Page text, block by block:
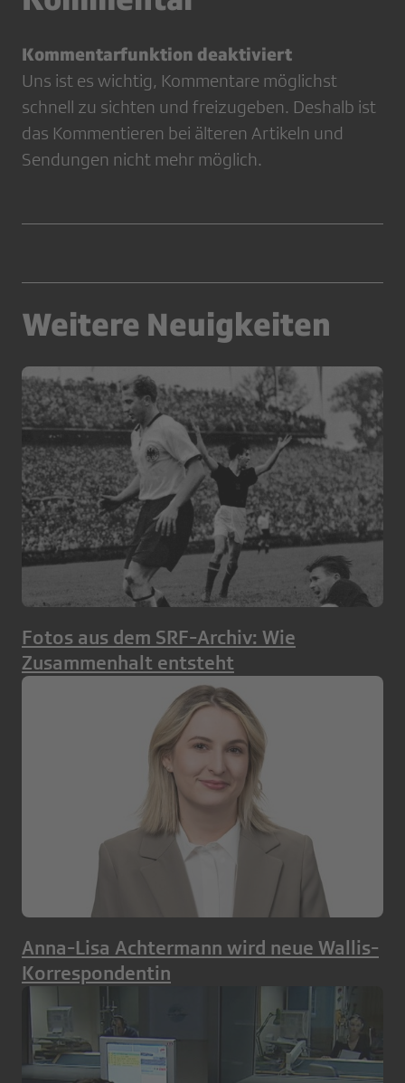
Kommentarfunktion deaktiviert
Uns ist es wichtig, Kommentare möglichst
schnell zu sichten und freizugeben. Deshalb ist
das Kommentieren bei älteren Artikeln und
Sendungen nicht mehr möglich.
Weitere Neuigkeiten
Fotos aus dem SRF-Archiv: Wie
Zusammenhalt entsteht
Anna-Lisa Achtermann wird neue Wallis-
Korrespondentin